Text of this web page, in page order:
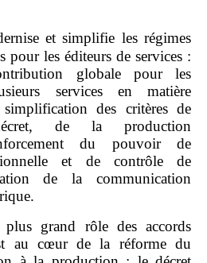
et simplifie les régimes
pour les éditeurs de services :
globale pour les
services en matière
des critères de
de la production
du pouvoir de
et de contrôle de
de la communication
grand rôle des accords
au cœur de la réforme du